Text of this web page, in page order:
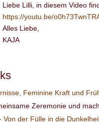
Liebe Lilli, in diesem Video
https://youtu.be/
Alles Liebe,
KAJA
Feminine Kraft und
Zeremonie und
der Fülle in die